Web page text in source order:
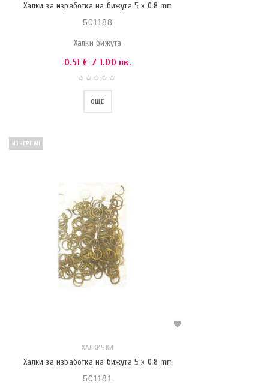
Халки за изработка на бижута 5 х 0.8 mm
501188
Халки бижута
0.51 € / 1.00 лв.
ОЩЕ
ИЗЧЕРПАН
ХАЛКИЧКИ
Халки за изработка на бижута 5 х 0.8 mm
501181